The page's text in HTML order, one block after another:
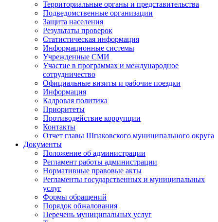
Территориальные органы и представительства
Подведомственные организации
Защита населения
Результаты проверок
Статистическая информация
Информационные системы
Учрежденные СМИ
Участие в программах и международное
сотрудничество
Официальные визиты и рабочие поездки
Информация
Кадровая политика
Приоритеты
Противодействие коррупции
Контакты
Отчет главы Шпаковского муниципального округа
Документы
Положение об администрации
Регламент работы администрации
Нормативные правовые акты
Регламенты государственных и муниципальных
услуг
Формы обращений
Порядок обжалования
Перечень муниципальных услуг